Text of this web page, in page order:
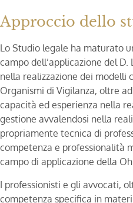
Approccio dello
Lo Studio legale ha maturato
campo dell’applicazione del D.
nella realizzazione dei modelli
Organismi di Vigilanza, oltre
capacità ed esperienza nella
gestione avvalendosi nella
propriamente tecnica di
competenza e professionalità
campo di applicazione della
I professionisti e gli avvocati,
competenza specifica in